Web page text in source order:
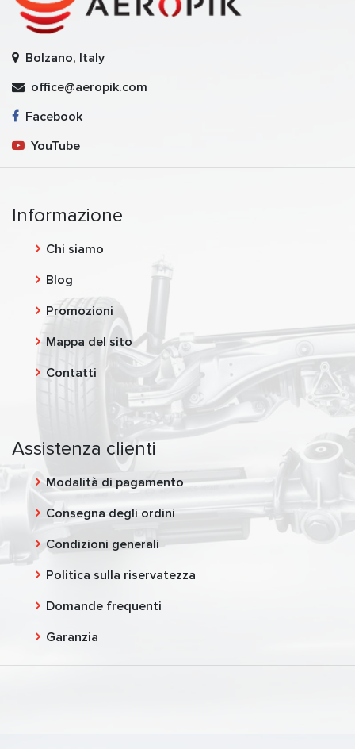
Bolzano, Italy
office@aeropik.com
Facebook
YouTube
Informazione
Chi siamo
Blog
Promozioni
Mappa del sito
Contatti
Assistenza clienti
Modalità di pagamento
Consegna degli ordini
Condizioni generali
Politica sulla riservatezza
Domande frequenti
Garanzia